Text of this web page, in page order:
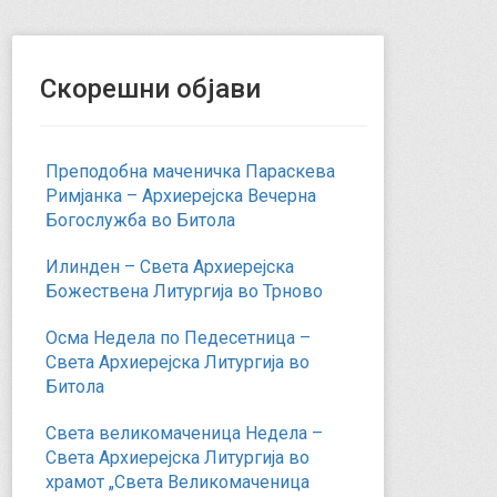
Скорешни објави
Преподобна маченичка Параскева
Римјанка – Архиерејска Вечерна
Богослужба во Битола
Илинден – Света Архиерејска
Божествена Литургија во Трново
Осма Недела по Педесетница –
Света Архиерејска Литургија во
Битола
Света великомаченица Недела –
Света Архиерејска Литургија во
храмот „Света Великомаченица